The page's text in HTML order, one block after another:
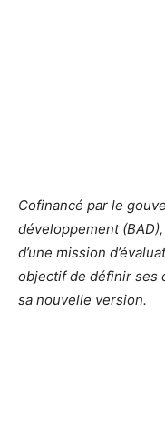
Cofinancé par le
développement
d’une mission
objectif de définir ses
sa nouvelle version.